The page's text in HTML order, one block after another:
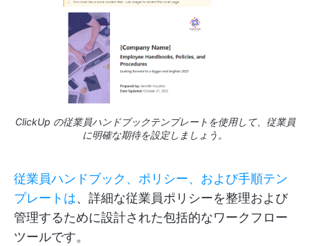
ClickUp の従業員ハンドブックテンプレートを使用して、従業員
に明確な期待を設定しましょう。
従業員ハンドブック、ポリシー、および手順テン
プレートは、詳細な従業員ポリシーを整理および
管理するために設計された包括的なワークフロー
ツールです。